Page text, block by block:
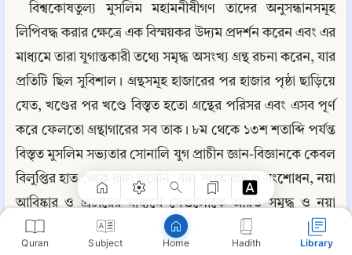
Quran Subject Home Hadith Library
বিশ্বকোষতুল্য মুসলিম মহামনীষীগণ তাদের অনুসন্ধানসমূহ
লিপিবদ্ধ করার ক্ষেত্রে এক বিস্ময়কর উদ্যম প্রদর্শন করেন এবং এর
মাধ্যমে তারা যুগান্তকারী তথ্যে সমৃদ্ধ অসংখ্য গ্রন্থ রচনা করেন, যার
প্রতিটি ছিল সুবিশাল। গ্রন্থসমূহ হাজারের পর হাজার পৃষ্ঠা ছাড়িয়ে
যেত, খণ্ডের পর খণ্ডে বিস্তৃত হতো গ্রন্থের পরিসর এবং এসব পূর্ণ
করে ফেলতো গ্রন্থাগারের সব তাক। ৮ম থেকে ১৩শ শতাব্দি পর্যন্ত
বিস্তৃত মুসলিম সভ্যতার সোনালি যুগ প্রাচীন জ্ঞান-বিজ্ঞানকে কেবল
বিলুপ্তির হাত থেকে রক্ষা করেনি, বরং সংযোজন ও সংশোধন, নয়া
আবিষ্কার ও প্রচারের মাধ্যমে সেগুলোকে আরও সমৃদ্ধ ও নয়া
আকার দান করে। জ্ঞান শেখা এবং তা-র সংগ্রহে মুসলিম কীর্তি
সম্পর্কে জানতে হলে আপনি এই গ্রন্থের বায়তুল হিকমা অধ্যায়ে
Copy